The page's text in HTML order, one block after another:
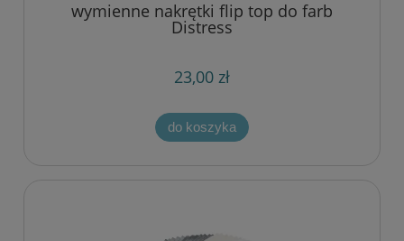
wymienne nakrętki flip top do farb
Distress
23,00 zł
do koszyka